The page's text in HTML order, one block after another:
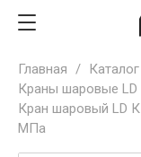
Главная / Каталог
Краны шаровые LD
Кран шаровый LD
МПа